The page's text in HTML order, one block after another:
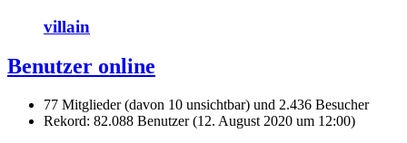
villain
Benutzer online
77 Mitglieder (davon 10 unsichtbar) und 2.436 Besucher
Rekord: 82.088 Benutzer (12. August 2020 um 12:00)